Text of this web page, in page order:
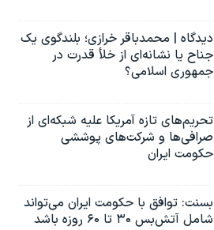
دیدگاه | محمدباقر خرازی؛ بلندگوی یک
جناح یا نشانه‌ای از خلأ قدرت در
جمهوری اسلامی؟
تحریم‌های تازه آمریکا علیه شبکه‌ای از
صرافی‌ها و شرکت‌های پوششی
حکومت ایران
بسنت: توافق با حکومت ایران می‌تواند
شامل آتش‌بس ۳۰ تا ۶۰ روزه باشد